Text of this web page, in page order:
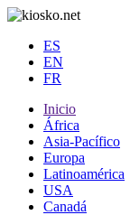
ES
EN
FR
Inicio
África
Asia-Pacífico
Europa
Latinoamérica
USA
Canadá